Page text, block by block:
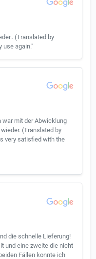
(Translated by
use again."
war mit der Abwicklung
(Translated by
very satisfied with the
die schnelle Lieferung!
und eine zweite die nicht
Fällen konnte ich